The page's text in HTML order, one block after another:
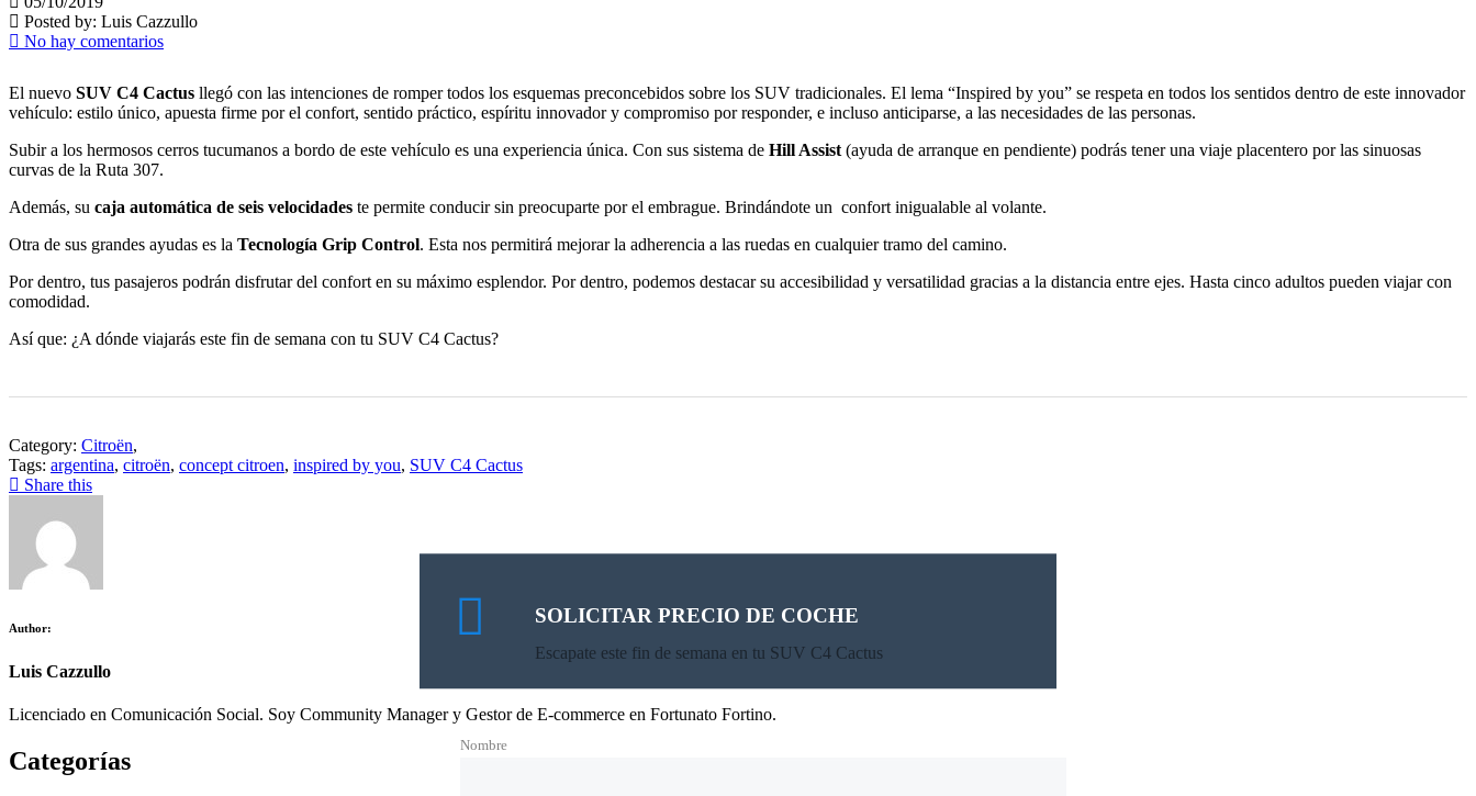
Posted by: Luis Cazzullo
No hay comentarios
El nuevo SUV C4 Cactus llegó con las intenciones de romper todos los esquemas preconcebidos sobre los SUV tradicionales. El lema “Inspired by you” se respeta en todos los sentidos dentro de este innovador
vehículo: estilo único, apuesta firme por el confort, sentido práctico, espíritu innovador y compromiso por responder, e incluso anticiparse, a las necesidades de las personas.
Subir a los hermosos cerros tucumanos a bordo de este vehículo es una experiencia única. Con sus sistema de Hill Assist (ayuda de arranque en pendiente) podrás tener una viaje placentero por las sinuosas
curvas de la Ruta 307.
Además, su caja automática de seis velocidades te permite conducir sin preocuparte por el embrague. Brindándote un confort inigualable al volante.
Otra de sus grandes ayudas es la Tecnología Grip Control. Esta nos permitirá mejorar la adherencia a las ruedas en cualquier tramo del camino.
Por dentro, tus pasajeros podrán disfrutar del confort en su máximo esplendor. Por dentro, podemos destacar su accesibilidad y versatilidad gracias a la distancia entre ejes. Hasta cinco adultos pueden viajar con
comodidad.
Así que: ¿A dónde viajarás este fin de semana con tu SUV C4 Cactus?
Category: Citroën,
Tags: argentina, citroën, concept citroen, inspired by you, SUV C4 Cactus
Share this
Author:
Luis Cazzullo
Licenciado en Comunicación Social. Soy Community Manager y Gestor de E-commerce en Fortunato Fortino.
Categorías
SOLICITAR PRECIO DE COCHE
Escapate este fin de semana en tu SUV C4 Cactus
Nombre